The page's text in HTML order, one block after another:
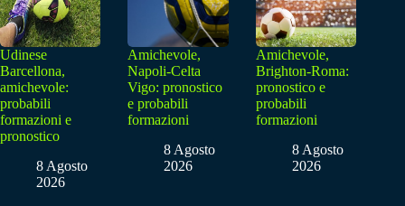
Udinese
Barcellona,
amichevole:
probabili
formazioni e
pronostico
8 Agosto
2026
Amichevole,
Napoli-Celta
Vigo: pronostico
e probabili
formazioni
8 Agosto
2026
Amichevole,
Brighton-Roma:
pronostico e
probabili
formazioni
8 Agosto
2026